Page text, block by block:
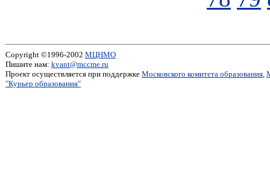
Copyright ©1996-2002 МЦНМО
Пишите нам: kvant@mccme.ru
Проект осуществляется при поддержке Московского комитета образования,
"Курьер образования"